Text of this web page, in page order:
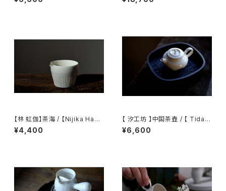
【林 虹伽】茶海 / 【Nijika Haya
shi 】tea pitcher
¥4,400
【 汐工坊 】中国茶壺 / 【 Tidal
Atelier 】Chinese teapot
¥6,600